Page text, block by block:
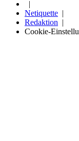
Netiquette
Redaktion
Cookie-